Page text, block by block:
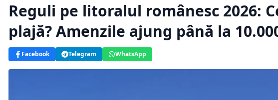
Reguli pe litoralul românesc 2026:
plajă? Amenzile ajung până la
Facebook Telegram WhatsApp